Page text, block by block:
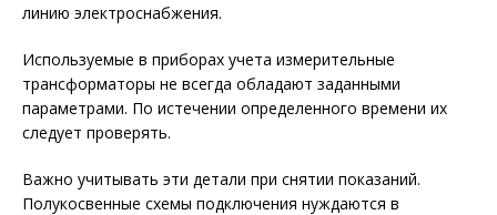
линию электроснабжения.
Используемые в приборах учета измерительные
трансформаторы не всегда обладают заданными
параметрами. По истечении определенного времени их
следует проверять.
Важно учитывать эти детали при снятии показаний.
Полукосвенные схемы подключения нуждаются в